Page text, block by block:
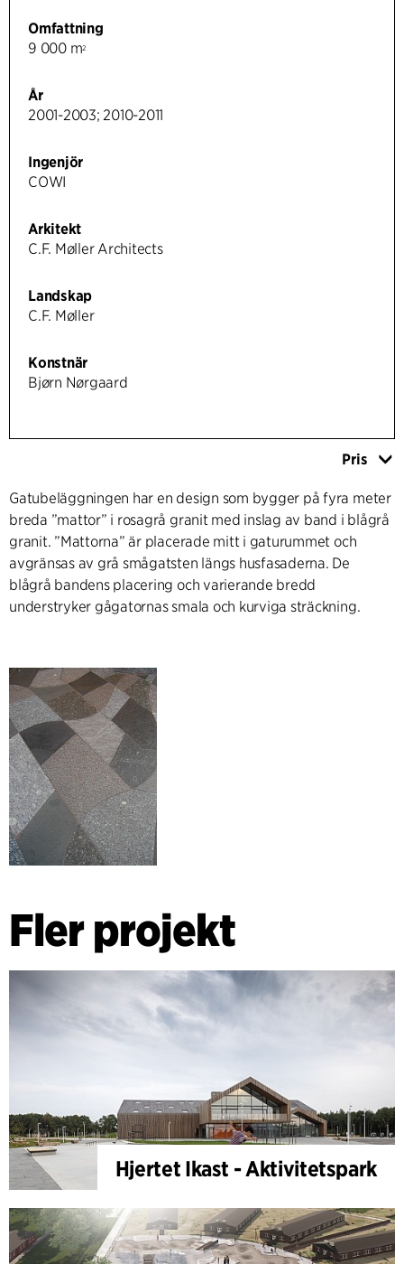
Omfattning
9 000 m2
År
2001-2003; 2010-2011
Ingenjör
COWI
Arkitekt
C.F. Møller Architects
Landskap
C.F. Møller
Konstnär
Bjørn Nørgaard
Pris
Gatubeläggningen har en design som bygger på fyra meter
breda ”mattor” i rosagrå granit med inslag av band i blågrå
granit. ”Mattorna” är placerade mitt i gaturummet och
avgränsas av grå smågatsten längs husfasaderna. De
blågrå bandens placering och varierande bredd
understryker gågatornas smala och kurviga sträckning.
Fler projekt
Hjertet Ikast - Aktivitetspark